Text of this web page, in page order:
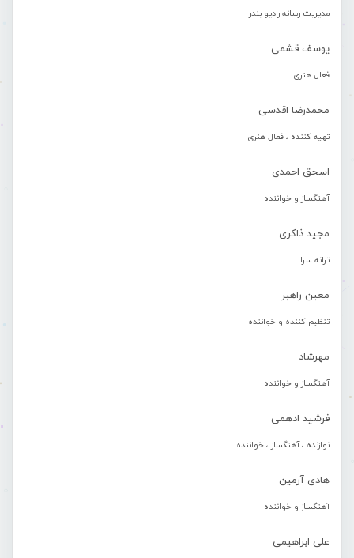
مدیریت رسانه رادیو بندر
یوسف قشمی
فعال هنری
محمدرضا اقدسی
تهیه کننده ، فعال هنری
اسحق احمدی
آهنگساز و خواننده
مجید ذاکری
ترانه سرا
معین راهبر
تنظیم کننده و خواننده
مهرشاد
آهنگساز و خواننده
فرشید ادهمی
نوازنده ، آهنگساز ، خواننده
هادی آرمین
آهنگساز و خواننده
علی ابراهیمی